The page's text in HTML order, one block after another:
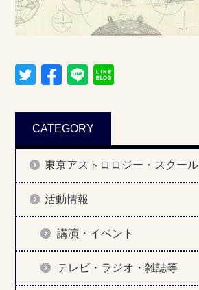
CATEGORY
東京アストロロジー・スクール
活動情報
講演・イベント
テレビ・ラジオ・雑誌等